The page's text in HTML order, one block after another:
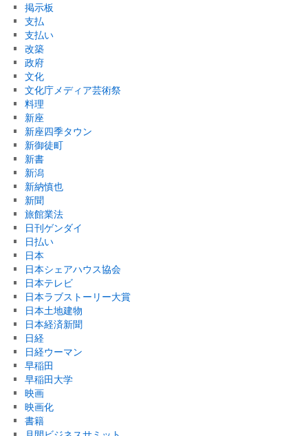
掲示板
支払
支払い
改築
政府
文化
文化庁メディア芸術祭
料理
新座
新座四季タウン
新御徒町
新書
新潟
新納慎也
新聞
旅館業法
日刊ゲンダイ
日払い
日本
日本シェアハウス協会
日本テレビ
日本ラブストーリー大賞
日本土地建物
日本経済新聞
日経
日経ウーマン
早稲田
早稲田大学
映画
映画化
書籍